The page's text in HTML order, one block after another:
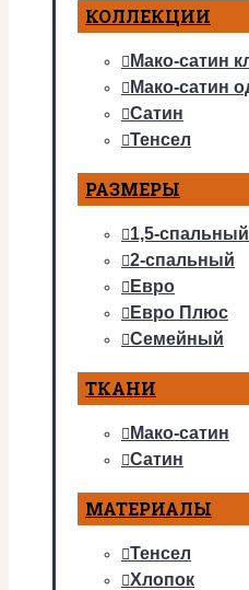
КОЛЛЕКЦИИ
Мако-сатин
Мако-сатин
Сатин
Тенсел
РАЗМЕРЫ
1,5-спальный
2-спальный
Евро
Евро Плюс
Семейный
ТКАНИ
Мако-сатин
Сатин
МАТЕРИАЛЫ
Тенсел
Хлопок